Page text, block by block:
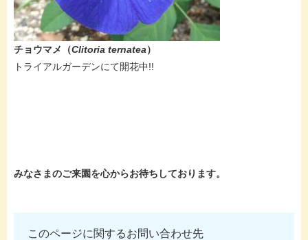
チョウマメ（Clitoria ternatea）
トライアルガーデンにて開花中!!
みなさまのご来園を心からお待ちしております。
このページに関するお問い合わせ先